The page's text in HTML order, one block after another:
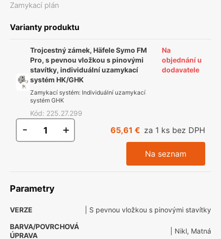
Zamykací plán
Varianty produktu
Trojcestný zámek, Häfele Symo FM
Pro, s pevnou vložkou s pinovými
stavítky, individuální uzamykací
systém HK/GHK
Zamykací systém: Individuální uzamykací
systém GHK
Kód: 225.27.299
Na
objednání u
dodavatele
- + 65,61 € za 1 ks bez DPH
Na seznam
Parametry
VERZE
| S pevnou vložkou s pinovými stavítky
BARVA/POVRCHOVÁ
ÚPRAVA
| Nikl, Matná